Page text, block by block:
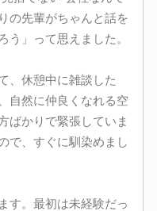
の先輩がちゃんと話を
う」って思えました。
、休憩中に雑談した
自然に仲良くなれる空
ばかりで緊張していま
で、すぐに馴染めまし
す。最初は未経験だっ